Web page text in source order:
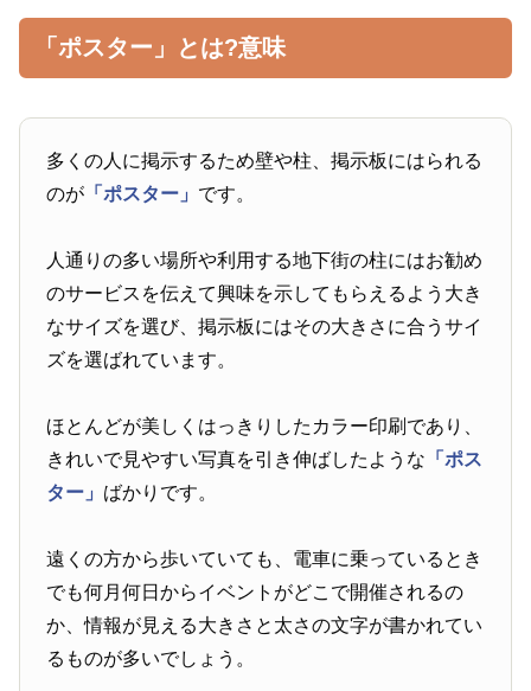
「ポスター」とは?意味
多くの人に掲示するため壁や柱、掲示板にはられる
のが 「ポスター」 です。
人通りの多い場所や利用する地下街の柱にはお勧め
のサービスを伝えて興味を示してもらえるよう大き
なサイズを選び、掲示板にはその大きさに合うサイ
ズを選ばれています。
ほとんどが美しくはっきりしたカラー印刷であり、
きれいで見やすい写真を引き伸ばしたような 「ポス
ター」 ばかりです。
遠くの方から歩いていても、電車に乗っているとき
でも何月何日からイベントがどこで開催されるの
か、情報が見える大きさと太さの文字が書かれてい
るものが多いでしょう。